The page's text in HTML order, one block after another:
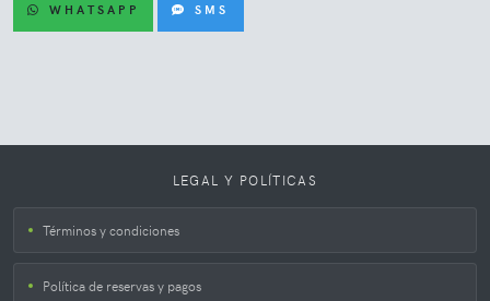
WHATSAPP SMS
LEGAL Y POLÍTICAS
Términos y condiciones
Política de reservas y pagos